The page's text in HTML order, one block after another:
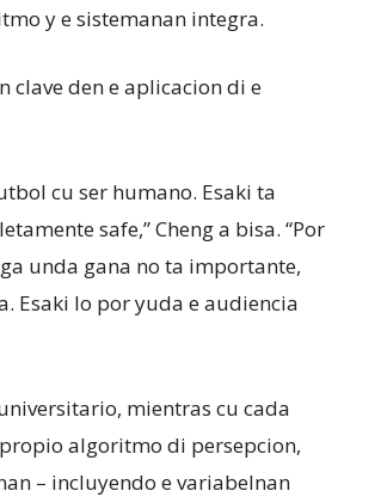
y e sistemanan integra.
clave den e aplicacion di e
cu ser humano. Esaki ta
safe,” Cheng a bisa. “Por
unda gana no ta importante,
Esaki lo por yuda e audiencia
mientras cu cada
algoritmo di persepcion,
– incluyendo e variabelnan